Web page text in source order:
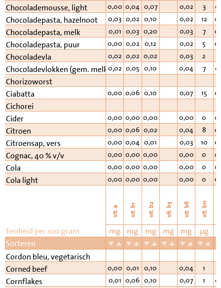
Chocolademousse, light 0,00 0,04 0,07 0,02 3
Chocoladepasta, hazelnoot 0,03 0,02 0,10 0,02 12
Chocoladepasta, melk 0,01 0,03 0,20 0,03 7
Chocoladepasta, puur 0,00 0,02 0,12 0,02 5
Chocoladevla 0,02 0,02 0,02 0,03 2
Chocoladevlokken (gem. melk/puur)
0,02 0,05 0,10 0,04 7
Chorizoworst
Ciabatta
0,00 0,06 0,10 0,07 15
Cichorei
Cider
0,00 0,00 0,00 0,00 0
Citroen 0,00 0,06 0,02 0,04 8
Citroensap, vers 0,00 0,04 0,01 0,03 10
Cognac, 40 % v/v 0,00 0,00 0,00 0,00 0
Cola 0,00 0,00 0,00 0,00 0
Cola light 0,00 0,00 0,00 0,00 0
vit. a vit. b1 vit. b2 vit. b3 vit. b6 vit. b11
Eenheid per 100 gram mg mg mg mg mg µg
Sorteren
Cordon bleu, vegetarisch
Corned beef 0,00 0,01 0,10 0,04 1
Cornflakes 0,01 0,06 0,10 0,07 1